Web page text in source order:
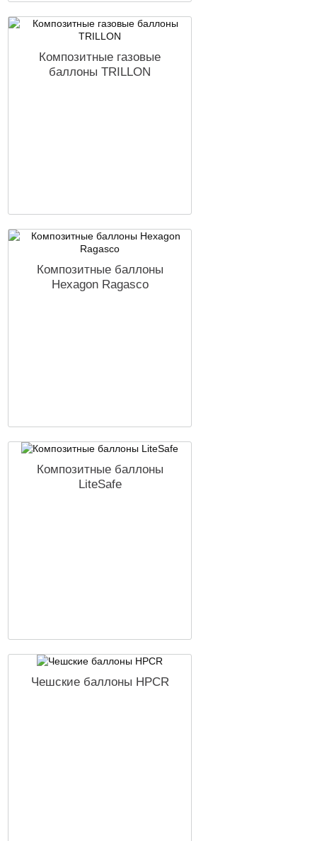
Композитные газовые
баллоны TRILLON
Композитные баллоны
Hexagon Ragasco
Композитные баллоны
LiteSafe
Чешские баллоны HPCR